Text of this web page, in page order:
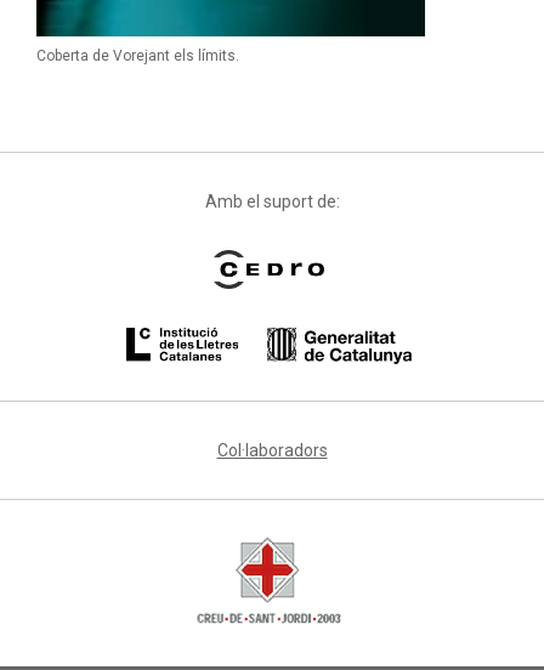
Coberta de Vorejant els límits.
Amb el suport de:
Col·laboradors